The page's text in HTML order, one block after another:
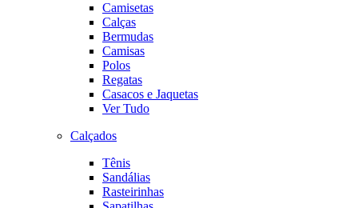
Camisetas
Calças
Bermudas
Camisas
Polos
Regatas
Casacos e Jaquetas
Ver Tudo
Calçados
Tênis
Sandálias
Rasteirinhas